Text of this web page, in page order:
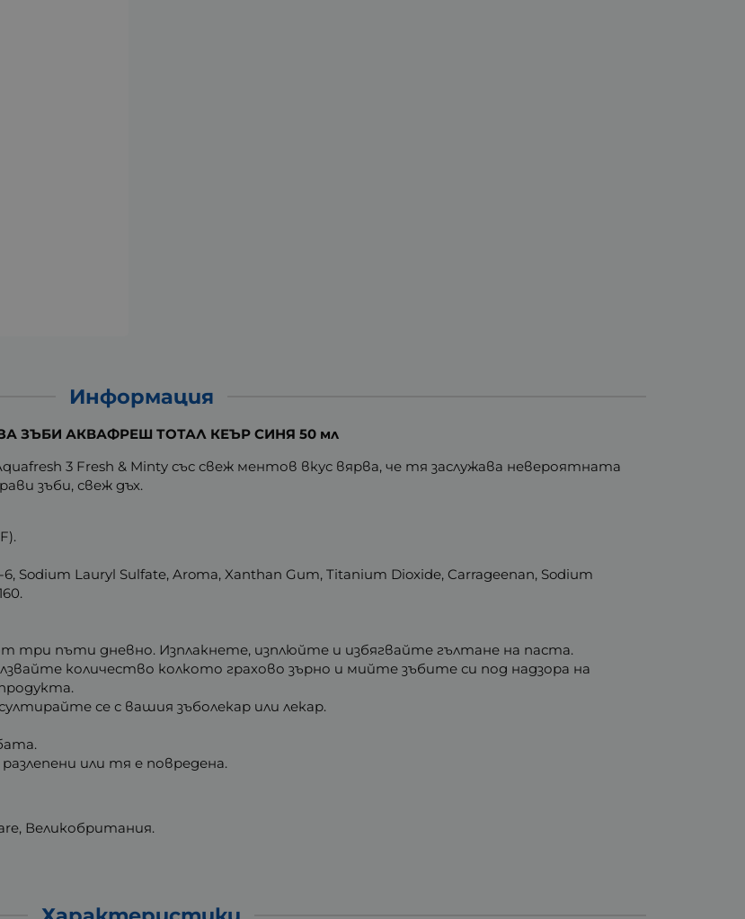
Информация
ЗЪБИ АКВАФРЕШ ТОТАЛ КЕЪР СИНЯ 50 мл
3 Fresh & Minty със свеж ментов вкус вярва, че тя заслужава невероятната
зъби, свеж дъх.
Sodium Lauryl Sulfate, Aroma, Xanthan Gum, Titanium Dioxide, Carrageenan, Sodium
три пъти дневно. Изплакнете, изплюйте и избягвайте гълтане на паста.
количество колкото грахово зърно и мийте зъбите си под надзора на
се с вашия зъболекар или лекар.
или тя е повредена.
Великобритания.